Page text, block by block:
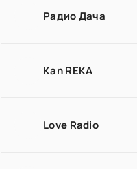
Радио Дача
Kan REKA
Love Radio